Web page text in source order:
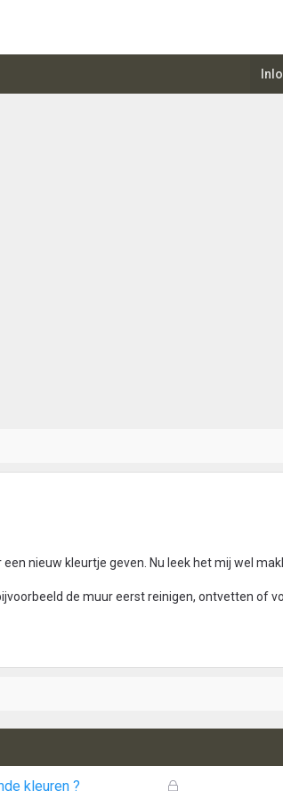
nieuw kleurtje geven. Nu leek het mij wel
de muur eerst reinigen, ontvetten of
G
kleuren ?